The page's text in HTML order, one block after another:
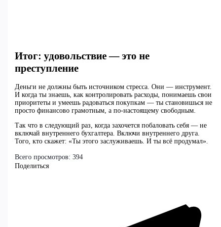
Итог: удовольствие — это не
преступление
Деньги не должны быть источником стресса. Они — инструмент.
И когда ты знаешь, как контролировать расходы, понимаешь свои
приоритеты и умеешь радоваться покупкам — ты становишься не
просто финансово грамотным, а по-настоящему свободным.
Так что в следующий раз, когда захочется побаловать себя — не
включай внутреннего бухгалтера. Включи внутреннего друга.
Того, кто скажет: «Ты этого заслуживаешь. И ты всё продумал».
Всего просмотров: 394
Поделиться